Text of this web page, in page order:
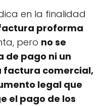
en la finalidad
proforma
pero no se
de pago ni un
factura comercial,
legal que
el pago de los